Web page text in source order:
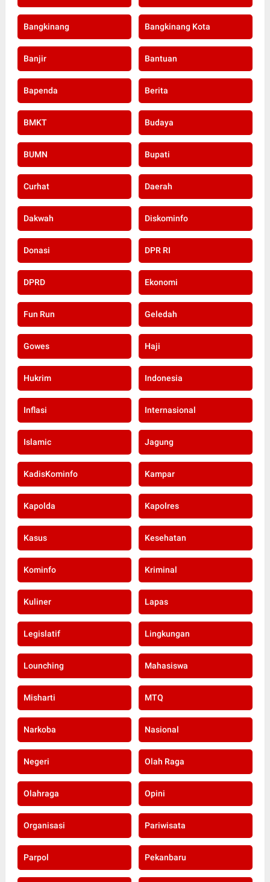
Bangkinang Bangkinang Kota
Banjir Bantuan
Bapenda Berita
BMKT Budaya
BUMN Bupati
Curhat Daerah
Dakwah Diskominfo
Donasi DPR RI
DPRD Ekonomi
Fun Run Geledah
Gowes Haji
Hukrim Indonesia
Inflasi Internasional
Islamic Jagung
KadisKominfo Kampar
Kapolda Kapolres
Kasus Kesehatan
Kominfo Kriminal
Kuliner Lapas
Legislatif Lingkungan
Lounching Mahasiswa
Misharti MTQ
Narkoba Nasional
Negeri Olah Raga
Olahraga Opini
Organisasi Pariwisata
Parpol Pekanbaru